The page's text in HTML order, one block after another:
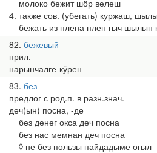
молоко бежит шӧр велеш
4. также сов. (убегать) куржаш,
бежать из плена плен гыч шылын
82 бежевый
прил.
нарынчалге-кӱрен
83 без
предлог с род.п. в разн.знач.
деч(ын) посна, -де
без денег окса деч посна
без нас мемнан деч посна
◊ не без пользы пайдадыме огыл